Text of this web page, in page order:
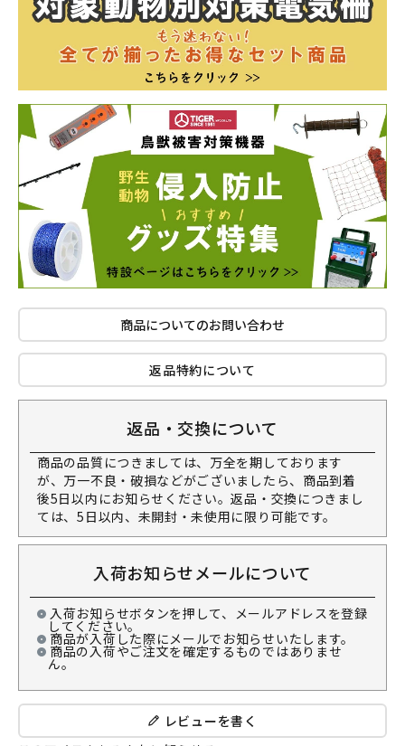
商品についてのお問い合わせ
返品特約について
返品・交換について
商品の品質につきましては、万全を期しております
が、万一不良・破損などがございましたら、商品到着
後5日以内にお知らせください。返品・交換につきまし
ては、5日以内、未開封・未使用に限り可能です。
入荷お知らせメールについて
入荷お知らせボタンを押して、メールアドレスを登録
してください。
商品が入荷した際にメールでお知らせいたします。
商品の入荷やご注文を確定するものではありませ
ん。
レビューを書く